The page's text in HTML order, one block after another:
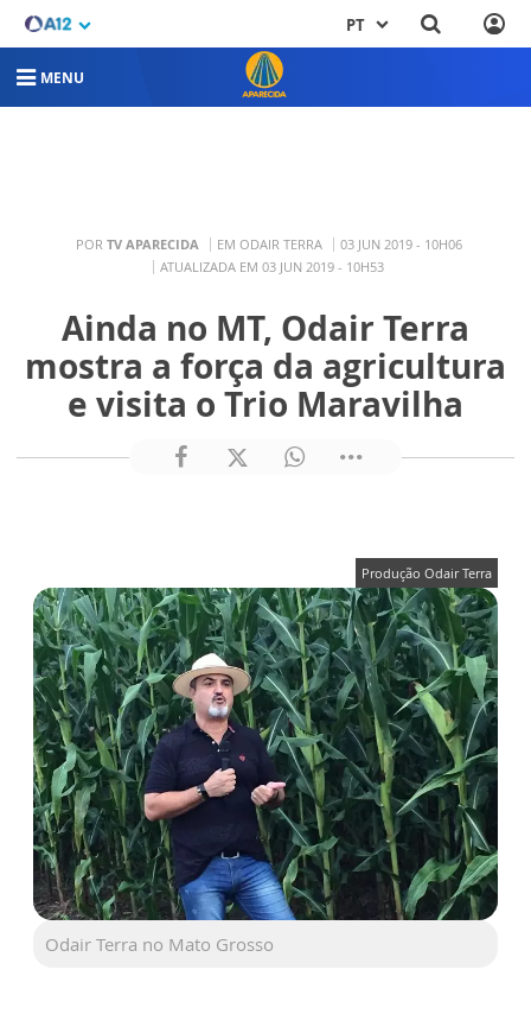
PT
MENU
POR TV APARECIDA EM ODAIR TERRA
03 JUN 2019 - 10H06
ATUALIZADA EM 03 JUN 2019 - 10H53
Ainda no MT, Odair Terra
mostra a força da agricultura
e visita o Trio Maravilha
Produção Odair Terra
Odair Terra no Mato Grosso